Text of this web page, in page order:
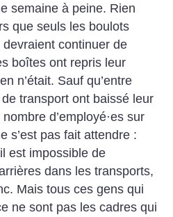
semaine à peine. Rien
que seuls les boulots
continuer de
boîtes ont repris leur
n’était. Sauf qu’entre
transport ont baissé leur
d’employé·es sur
s’est pas fait attendre :
est impossible de
dans les transports,
Mais tous ces gens qui
ne sont pas les cadres qui